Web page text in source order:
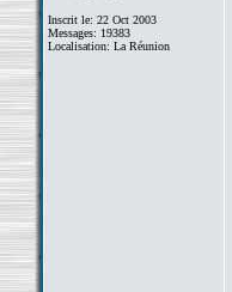
Inscrit le: 22 Oct 2003
Messages: 19383
Localisation: La Réunion